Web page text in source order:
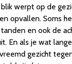
werpt op de
opvallen. Soms
en ook de
En als je wat
gezicht